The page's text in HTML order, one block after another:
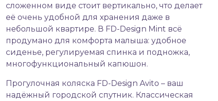
сложенном виде стоит вертикально, что делает
её очень удобной для хранения даже в
небольшой квартире. В FD-Design Mint всё
продумано для комфорта малыша: удобное
сиденье, регулируемая спинка и подножка,
многофункциональный капюшон.
Прогулочная коляска FD-Design Avito – ваш
надёжный городской спутник. Классическая